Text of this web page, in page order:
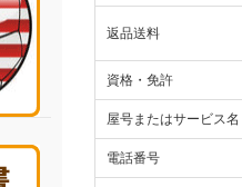
返品送料
資格・免許
屋号またはサービス名
電話番号